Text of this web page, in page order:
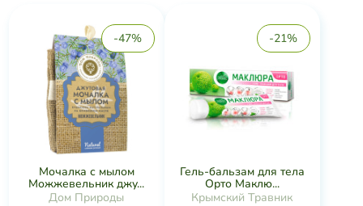
-47%
Мочалка с мылом
Можжевельник джу...
Дом Природы
-21%
Гель-бальзам для тела
Орто Маклю...
Крымский Травник